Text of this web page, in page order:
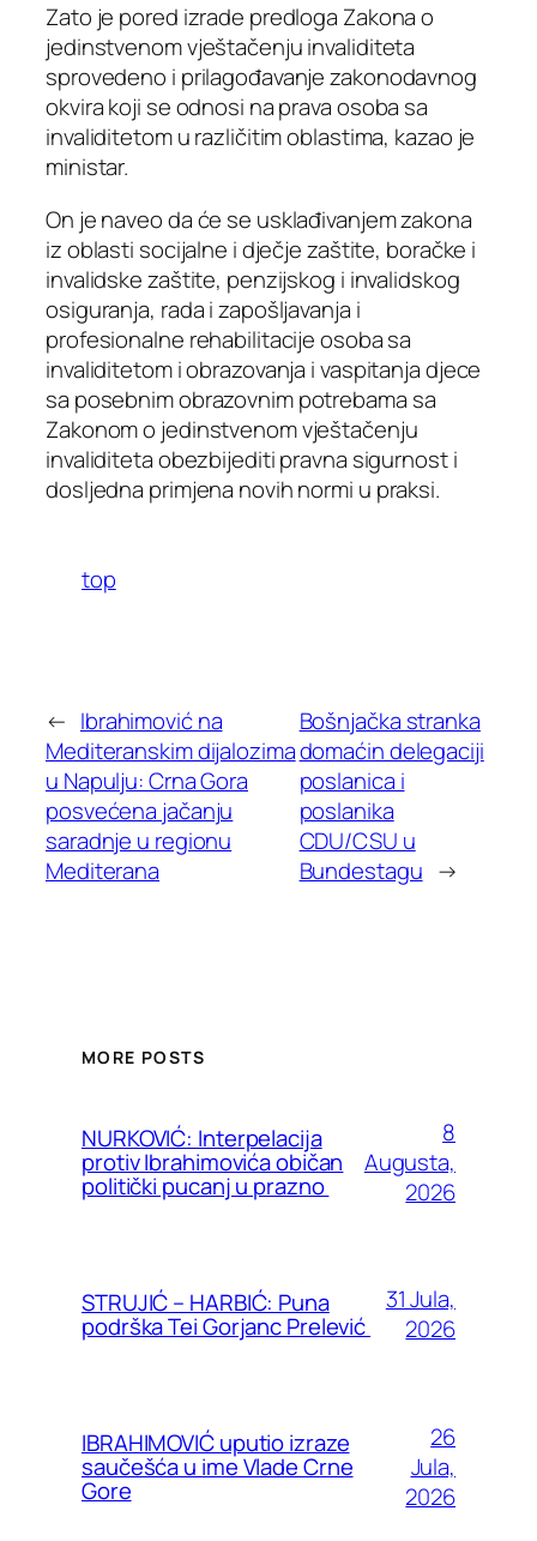
Zato je pored izrade predloga Zakona o
jedinstvenom vještačenju invaliditeta
sprovedeno i prilagođavanje zakonodavnog
okvira koji se odnosi na prava osoba sa
invaliditetom u različitim oblastima, kazao je
ministar.
On je naveo da će se usklađivanjem zakona
iz oblasti socijalne i dječje zaštite, boračke i
invalidske zaštite, penzijskog i invalidskog
osiguranja, rada i zapošljavanja i
profesionalne rehabilitacije osoba sa
invaliditetom i obrazovanja i vaspitanja djece
sa posebnim obrazovnim potrebama sa
Zakonom o jedinstvenom vještačenju
invaliditeta obezbijediti pravna sigurnost i
dosljedna primjena novih normi u praksi.
top
← Ibrahimović na
Mediteranskim dijalozima
u Napulju: Crna Gora
posvećena jačanju
saradnje u regionu
Mediterana
Bošnjačka stranka
domaćin delegaciji
poslanica i
poslanika
CDU/CSU u
Bundestagu →
MORE POSTS
NURKOVIĆ: Interpelacija
protiv Ibrahimovića običan
politički pucanj u prazno
8
Augusta,
2026
STRUJIĆ – HARBIĆ: Puna
podrška Tei Gorjanc Prelević
31 Jula,
2026
IBRAHIMOVIĆ uputio izraze
saučešća u ime Vlade Crne
Gore
26
Jula,
2026